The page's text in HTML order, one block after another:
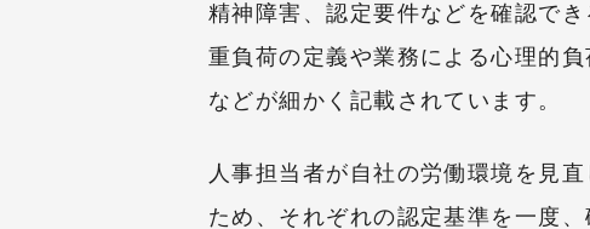
精神障害、認定要件などを確認で
重負荷の定義や業務による心理的
などが細かく記載されています。
人事担当者が自社の労働環境を見
ため、それぞれの認定基準を一度、